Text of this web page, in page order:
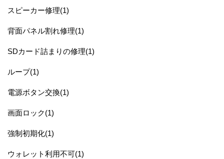
スピーカー修理(1)
背面パネル割れ修理(1)
SDカード詰まりの修理(1)
ループ(1)
電源ボタン交換(1)
画面ロック(1)
強制初期化(1)
ウォレット利用不可(1)